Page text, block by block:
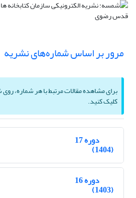
مرور بر اساس شماره‌های نشریه
برای مشاهده مقالات مرتبط با هر شماره،
کلیک کنید.
دوره 17
(1404)
دوره 16
(1403)